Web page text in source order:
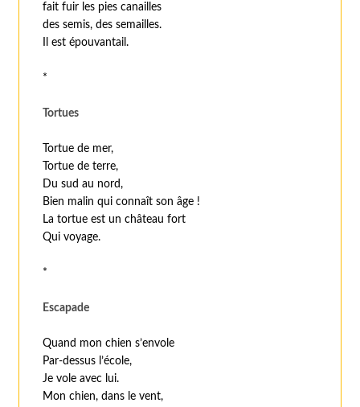
fait fuir les pies canailles
des semis, des semailles.
Il est épouvantail.
*
Tortues
Tortue de mer,
Tortue de terre,
Du sud au nord,
Bien malin qui connaît son âge !
La tortue est un château fort
Qui voyage.
*
Escapade
Quand mon chien s’envole
Par-dessus l’école,
Je vole avec lui.
Mon chien, dans le vent,